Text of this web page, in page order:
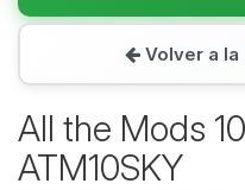
Volver a la
All the Mods
ATM10SKY